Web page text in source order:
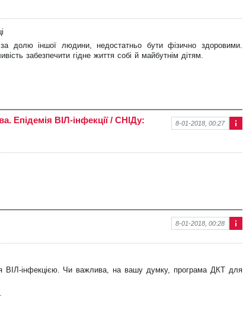
ма
нов
долю іншої людини, недостатньо бути фізично здоровими.
забезпечити гідне життя собі й майбутнім дітям.
ма
8-01-2018, 00:27
Епідемія ВІЛ-інфекції / СНІДу:
ор
про
8-01-2018, 00:28
ВІЛ-інфекцією. Чи важлива, на вашу думку, програма ДКТ для